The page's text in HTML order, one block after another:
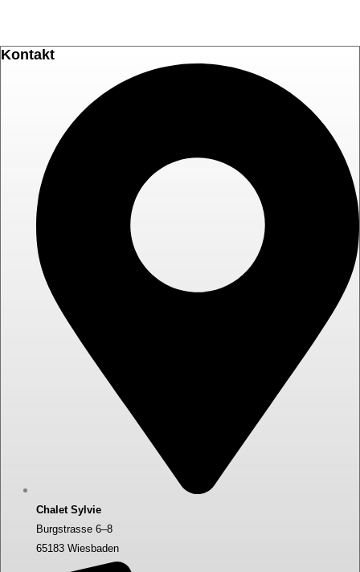
Kontakt
Chalet Sylvie
Burgstrasse 6–8
65183 Wiesbaden